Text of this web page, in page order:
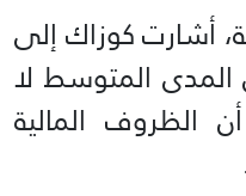
أشارت كوزاك إلى
المتوسط لا
الظروف المالية